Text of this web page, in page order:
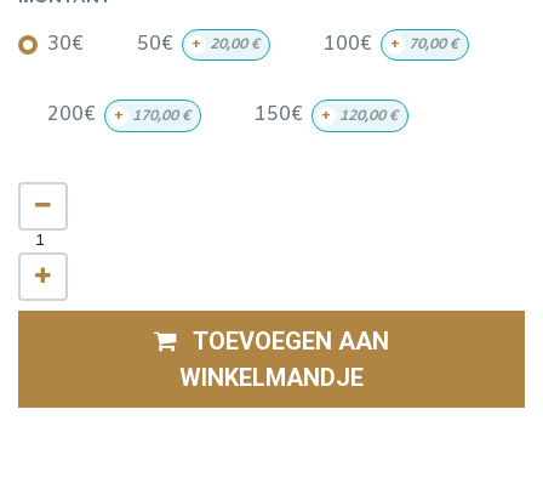
30€ 50€ + 20,00€ 100€ + 70,00€
200€ + 170,00€ 150€ + 120,00€
TOEVOEGEN AAN
WINKELMANDJE